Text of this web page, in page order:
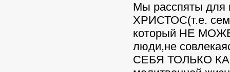
Мы расспяты для
ХРИСТОС(т.е.
который НЕ
люди,не
СЕБЯ ТОЛЬКО